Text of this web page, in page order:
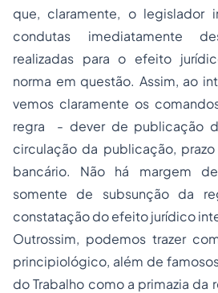
que, claramente, o legislador
condutas imediatamente
realizadas para o efeito
norma em questão. Assim, ao
vemos claramente os
regra - dever de publicação
circulação da publicação,
bancário. Não há margem
somente de subsunção da
constatação do efeito jurídico
Outrossim, podemos trazer
principiológico, além de
do Trabalho como a primazia da